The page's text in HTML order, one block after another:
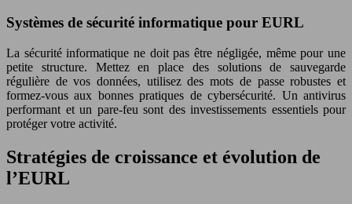
Systèmes de sécurité informatique pour EURL
La sécurité informatique ne doit pas être négligée, même pour une
petite structure. Mettez en place des solutions de sauvegarde
régulière de vos données, utilisez des mots de passe robustes et
formez-vous aux bonnes pratiques de cybersécurité. Un antivirus
performant et un pare-feu sont des investissements essentiels pour
protéger votre activité.
Stratégies de croissance et évolution de
l’EURL